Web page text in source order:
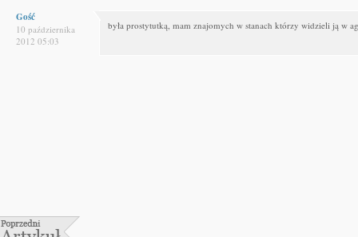
Gość
10 października
2012 05:03
była prostytutką, mam znajomych w stanach którzy widzieli ją w